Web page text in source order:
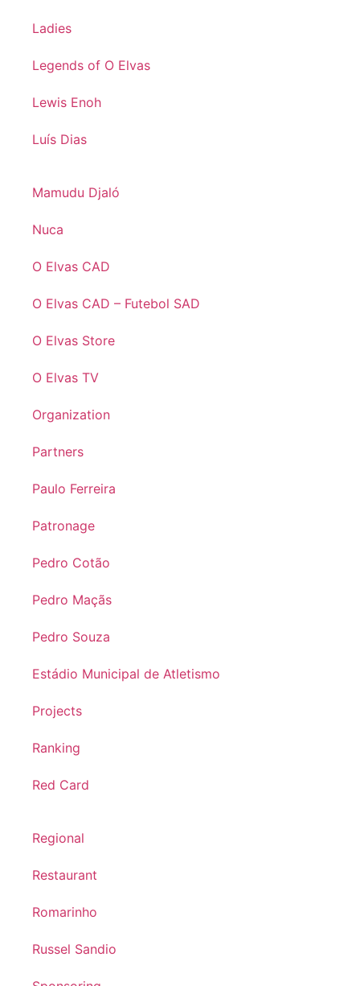
Ladies
Legends of O Elvas
Lewis Enoh
Luís Dias
Mamudu Djaló
Nuca
O Elvas CAD
O Elvas CAD – Futebol SAD
O Elvas Store
O Elvas TV
Organization
Partners
Paulo Ferreira
Patronage
Pedro Cotão
Pedro Maçãs
Pedro Souza
Estádio Municipal de Atletismo
Projects
Ranking
Red Card
Regional
Restaurant
Romarinho
Russel Sandio